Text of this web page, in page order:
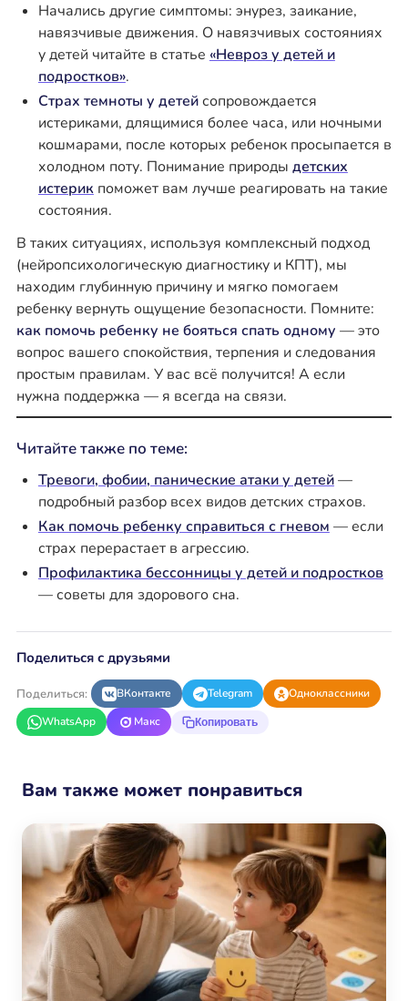
Начались другие симптомы: энурез, заикание,
навязчивые движения. О навязчивых состояниях
у детей читайте в статье «Невроз у детей и
подростков».
Страх темноты у детейсопровождается
истериками, длящимися более часа, или ночными
кошмарами, после которых ребенок просыпается в
холодном поту. Понимание природы детских
истерикпоможет вам лучше реагировать на такие
состояния.
В таких ситуациях, используя комплексный подход
(нейропсихологическую диагностику и КПТ), мы
находим глубинную причину и мягко помогаем
ребенку вернуть ощущение безопасности. Помните:
как помочь ребенку не бояться спать одному — это
вопрос вашего спокойствия, терпения и следования
простым правилам. У вас всё получится! А если
нужна поддержка — я всегда на связи.
Читайте также по теме:
Тревоги, фобии, панические атаки у детей—
подробный разбор всех видов детских страхов.
Как помочь ребенку справиться с гневом — если
страх перерастает в агрессию.
Профилактика бессонницы у детей и подростков
— советы для здорового сна.
Поделиться с друзьями
Поделиться: ВКонтакте Telegram
Одноклассники
WhatsApp
Макс Копировать
Вам также может понравиться